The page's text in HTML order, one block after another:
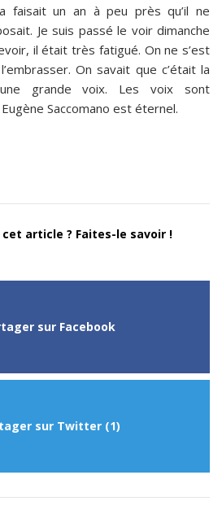
faisait un an à peu près qu’il ne
Je suis passé le voir dimanche
il était très fatigué. On ne s’est
On savait que c’était la
grande voix. Les voix sont
Saccomano est éternel.
article ? Faites-le savoir !
sur Facebook
sur Twitter (1)